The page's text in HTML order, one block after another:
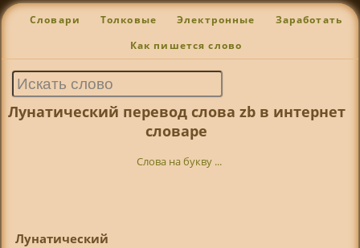
Словари Толковые Электронные Заработать
Как пишется слово
Лунатический перевод слова zb в интернет
словаре
Слова на букву ...
Лунатический